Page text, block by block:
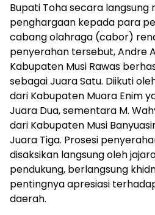
Bupati Toha secara langsung
penghargaan kepada para
cabang olahraga (cabor)
penyerahan tersebut, Andre
Kabupaten Musi Rawas
sebagai Juara Satu. Diikuti
dari Kabupaten Muara Enim
Juara Dua, sementara M.
dari Kabupaten Musi
Juara Tiga. Prosesi
disaksikan langsung oleh
pendukung, berlangsung
pentingnya apresiasi
daerah.